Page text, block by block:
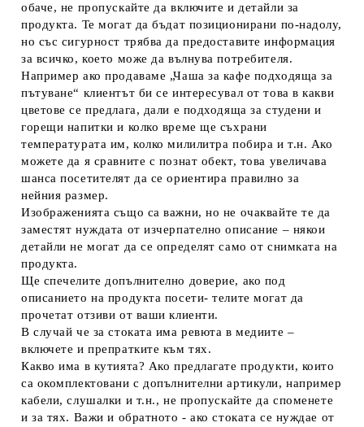
обаче, не пропускайте да включите и детайли за
продукта. Те могат да бъдат позиционирани по-надолу,
но със сигурност трябва да предоставите информация
за всичко, което може да вълнува потребителя.
Например ако продаваме „Чаша за кафе подходяща за
пътуване“ клиентът би се интересувал от това в какви
цветове се предлага, дали е подходяща за студени и
горещи напитки и колко време ще съхрани
температурата им, колко милилитра побира и т.н. Ако
можете да я сравните с познат обект, това увеличава
шанса посетителят да се ориентира правилно за
нейния размер.
Изображенията също са важни, но не очаквайте те да
заместят нуждата от изчерпателно описание – някои
детайли не могат да се определят само от снимката на
продукта.
Ще спечелите допълнително доверие, ако под
описанието на продукта посети- телите могат да
прочетат отзиви от ваши клиенти.
В случай че за стоката има ревюта в медиите –
включете и препратките към тях.
Какво има в кутията? Ако предлагате продукти, които
са окомплектовани с допълнителни артикули, например
кабели, слушалки и т.н., не пропускайте да споменете
и за тях. Важи и обратното - ако стоката се нуждае от